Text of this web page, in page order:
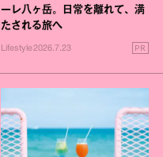
ーレ八ヶ岳。日常を離れて、満
たされる旅へ
Lifestyle2026.7.23 PR